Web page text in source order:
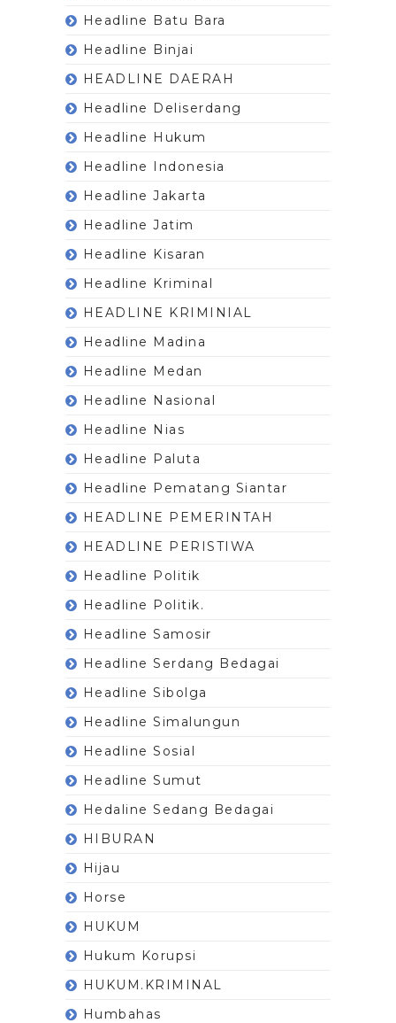
Headline Batu Bara
Headline Binjai
HEADLINE DAERAH
Headline Deliserdang
Headline Hukum
Headline Indonesia
Headline Jakarta
Headline Jatim
Headline Kisaran
Headline Kriminal
HEADLINE KRIMINIAL
Headline Madina
Headline Medan
Headline Nasional
Headline Nias
Headline Paluta
Headline Pematang Siantar
HEADLINE PEMERINTAH
HEADLINE PERISTIWA
Headline Politik
Headline Politik.
Headline Samosir
Headline Serdang Bedagai
Headline Sibolga
Headline Simalungun
Headline Sosial
Headline Sumut
Hedaline Sedang Bedagai
HIBURAN
Hijau
Horse
HUKUM
Hukum Korupsi
HUKUM.KRIMINAL
Humbahas